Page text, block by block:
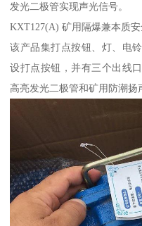
发光二极管实现声光信号。
KXT127(A) 矿用隔爆兼本质
该产品集打点按钮、灯、电
设打点按钮，并有三个出线
高亮发光二极管和矿用防潮扬